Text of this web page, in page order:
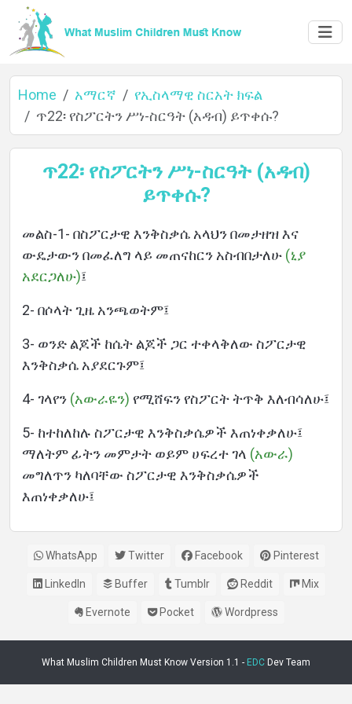
Home
Home አማርኛ
የኢስላማዊ ስርአት ክፍል
ጥ22፡ የስፖርትን ሥነ-ስርዓት (አዳብ) ይጥቀሱ?
ጥ22፡ የስፖርትን ሥነ-ስርዓት (አዳብ)
ይጥቀሱ?
መልስ-1- በስፖርታዊ እንቅስቃሴ አላህን በመታዘዝ እና
ውዴታውን በመፈለግ ላይ መጠናከርን አስብበታለሁ (ኒያ
አደርጋለሁ)፤
2- በሶላት ጊዜ አንጫወትም፤
3- ወንድ ልጆች ከሴት ልጆች ጋር ተቀላቅለው ስፖርታዊ
እንቅስቃሴ አያደርጉም፤
4- ገላየን (አውራዬን) የሚሸፍን የስፖርት ትጥቅ እለብሳለሁ፤
5- ከተከለከሉ ስፖርታዊ እንቅስቃሴዎች እጠነቀቃለሁ፤
ማለትም ፊትን መምታት ወይም ሀፍረተ ገላ (አውራ)
መግለጥን ካለባቸው ስፖርታዊ እንቅስቃሴዎች
እጠነቀቃለሁ፤
WhatsApp Twitter Facebook Pinterest
LinkedIn Buffer Tumblr Reddit Mix
Evernote Pocket Wordpress
What Muslim Children Must Know Version 1.1 - EDC Dev Team